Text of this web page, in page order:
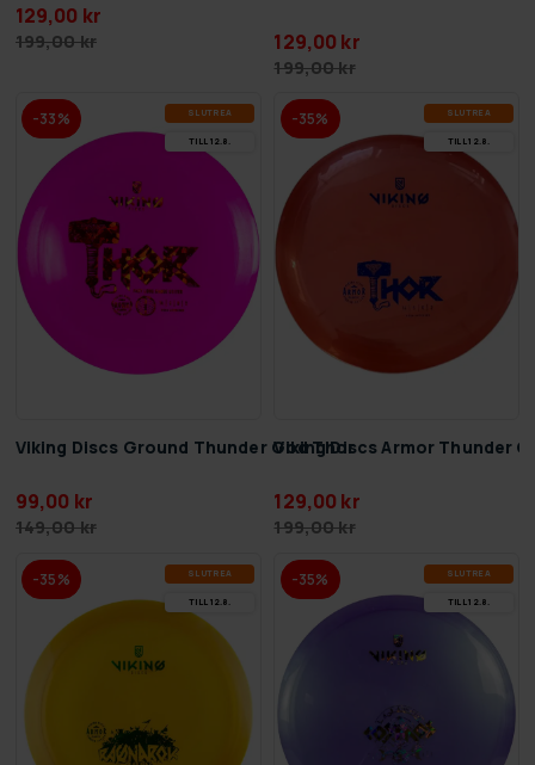
129,00 kr
199,00 kr 129,00 kr
199,00 kr
-33% SLUT­REA
TILL 12.8.
Viking Discs Ground Thunder God Thor
99,00 kr
149,00 kr
-35% SLUT­REA
TILL 12.8.
Viking Discs Armor Thunder
129,00 kr
199,00 kr
-35% SLUT­REA
TILL 12.8.
-35% SLUT­REA
TILL 12.8.